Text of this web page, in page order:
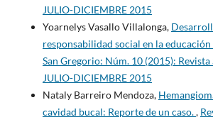
JULIO-DICIEMBRE 2015
Yoarnelys Vasallo Villalonga,
responsabilidad social en la
San Gregorio: Núm. 10 (2015): Revista
JULIO-DICIEMBRE 2015
Nataly Barreiro Mendoza,
cavidad bucal: Reporte de un caso.,